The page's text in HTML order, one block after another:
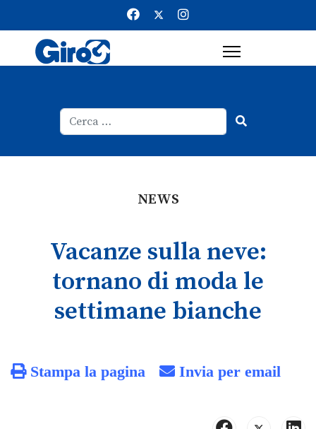
NEWS
Vacanze sulla neve:
tornano di moda le
settimane bianche
Stampa la pagina Invia per email